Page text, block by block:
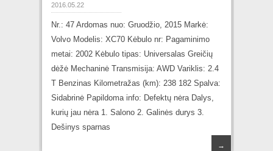
2016.05.22
Nr.: 47 Ardomas nuo: Gruodžio, 2015 Markė:
Volvo Modelis: XC70 Kėbulo nr: Pagaminimo
metai: 2002 Kėbulo tipas: Universalas Greičių
dėžė Mechaninė Transmisija: AWD Variklis: 2.4
T Benzinas Kilometražas (km): 238 182 Spalva:
Sidabrinė Papildoma info: Defektų nėra Dalys,
kurių jau nėra 1. Salono 2. Galinės durys 3.
Dešinys sparnas
→